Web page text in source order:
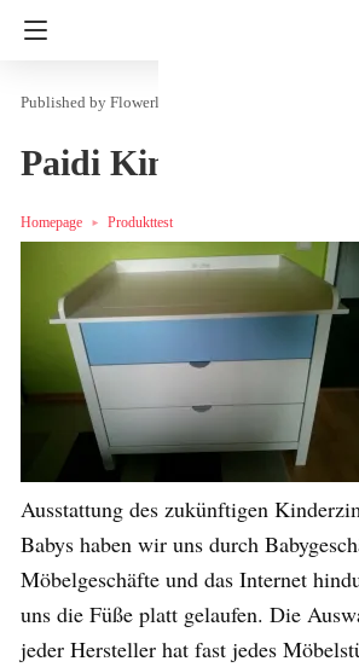
Flowerly
Paidi Kinderzimmer
Homepage Produkttest
Ausstattung des zukünftigen
Babys haben wir uns durch
Möbelgeschäfte und das Internet
uns die Füße platt gelaufen. Die
jeder Hersteller hat fast jedes